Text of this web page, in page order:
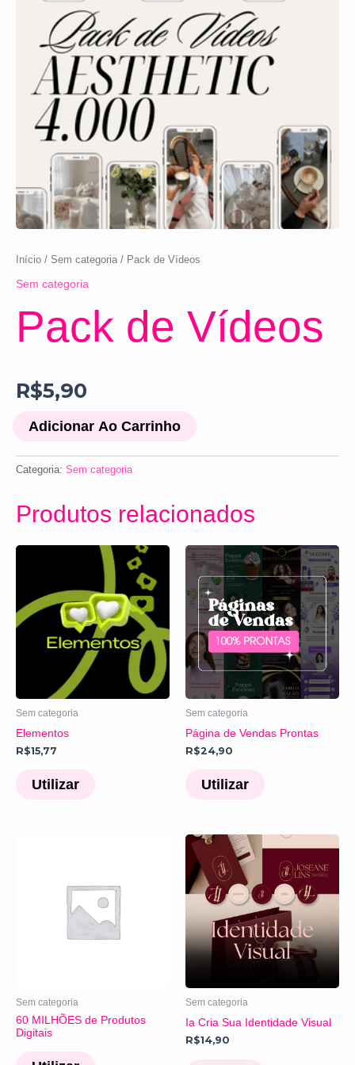
Início / Sem categoria / Pack de Vídeos
Sem categoria
Pack de Vídeos
R$5,90
Adicionar Ao Carrinho
Categoria: Sem categoria
Produtos relacionados
Sem categoria
Elementos
R$15,77
Utilizar
Sem categoria
Página de Vendas Prontas
R$24,90
Utilizar
Sem categoria
60 MILHÕES de Produtos
Digitais
Sem categoria
Ia Cria Sua Identidade Visual
R$14,90